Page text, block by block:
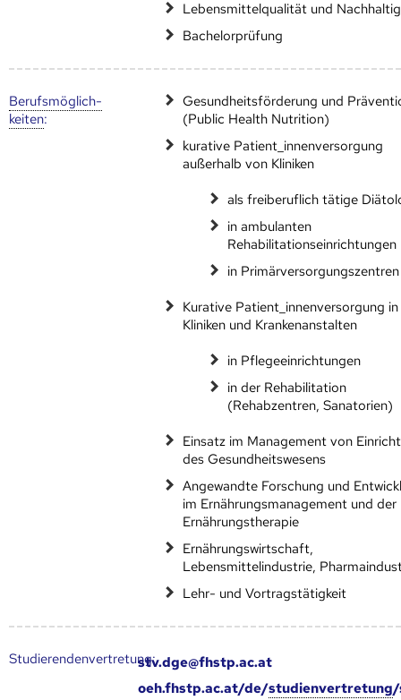
Lebensmittelqualität und
Bachelorprüfung
Berufs­möglich­
keiten:
Gesundheitsförderung und
(Public Health Nutrition)
kurative Patient_innenversorgung
außerhalb von Kliniken
als freiberuflich tätige
in ambulanten
Rehabilitationseinrichtungen
in Primärversorgungszentren
Kurative Patient_innenversorgung in
Kliniken und Krankenanstalten
in Pflegeeinrichtungen
in der Rehabilitation
(Rehabzentren, Sanatorien)
Einsatz im Management von
des Gesundheitswesens
Angewandte Forschung und
im Ernährungsmanagement und der
Ernährungstherapie
Ernährungswirtschaft,
Lebensmittelindustrie,
Lehr- und Vortragstätigkeit
Studierendenvertretung:stv.dge@fhstp.ac.at
oeh.fhstp.ac.at/de/studienvertretung/